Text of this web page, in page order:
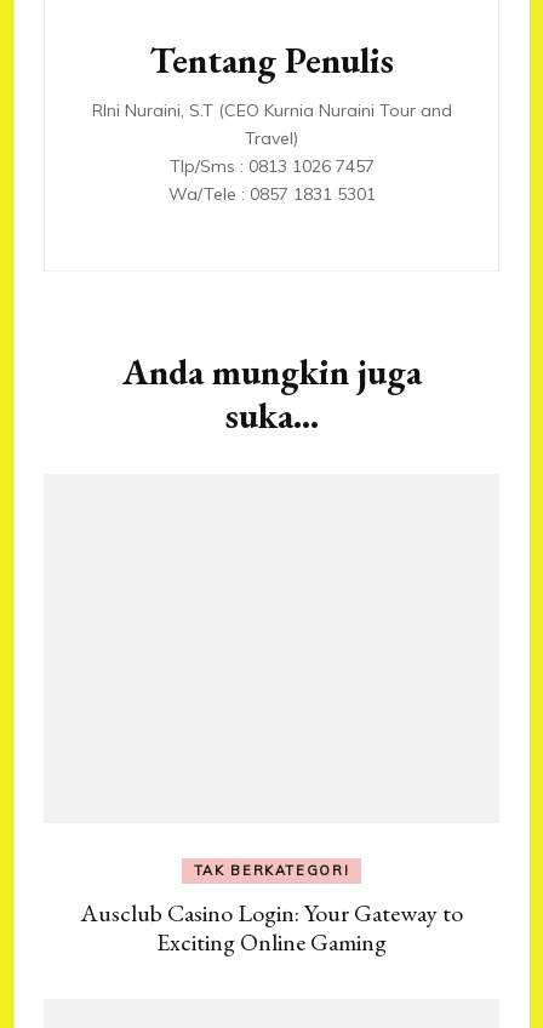
Tentang Penulis
RIni Nuraini, S.T (CEO Kurnia Nuraini Tour and
Travel)
Tlp/Sms : 0813 1026 7457
Wa/Tele : 0857 1831 5301
Anda mungkin juga
suka...
TAK BERKATEGORI
Ausclub Casino Login: Your Gateway to
Exciting Online Gaming